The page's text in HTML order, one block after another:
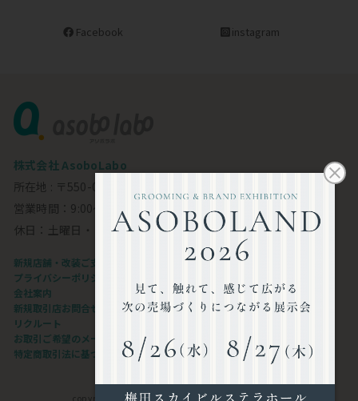
Facebook instagram
株式会社 AsoboLabo
所在地 : 〒550-0002 大阪市西区江戸堀1-23-11 6F
営業時間：9:00～18:00
休日：土曜日・日曜日・祝日
新規店舗・改装ご支援します
プライバシーポリシー
会社案内
新規取引店お問合せフォーム
リクルート
お取引ご希望のメーカー様
特定商取引法に基づく表記
copyright©AsoboLabo co.,ltd. All Rights Reserved.